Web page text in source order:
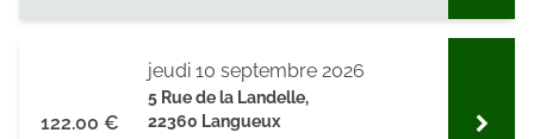
122.00 €
5 Rue de la Landelle,
22360 Langueux
jeudi 10 septembre 2026